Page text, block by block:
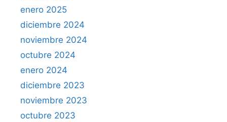
enero 2025
diciembre 2024
noviembre 2024
octubre 2024
enero 2024
diciembre 2023
noviembre 2023
octubre 2023